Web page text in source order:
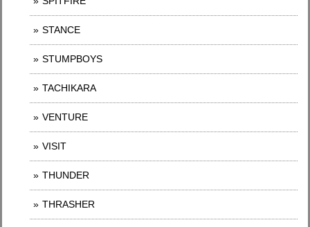
STANCE
STUMPBOYS
TACHIKARA
VENTURE
VISIT
THUNDER
THRASHER